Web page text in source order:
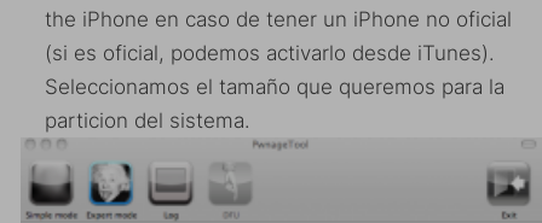
the iPhone en caso de tener un iPhone no oficial
(si es oficial, podemos activarlo desde iTunes).
Seleccionamos el tamaño que queremos para la
particion del sistema.